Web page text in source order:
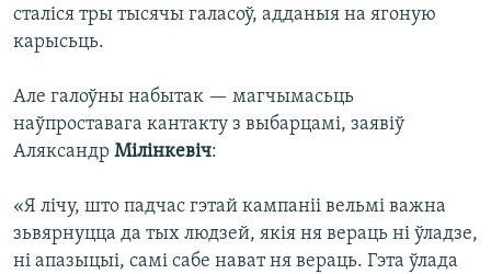
сталіся тры тысячы галасоў, адданыя на ягоную
карысьць.
Але галоўны набытак — магчымасьць
наўпроставага кантакту з выбарцамі, заявіў
Аляксандр Мілінкевіч:
«Я лічу, што падчас гэтай кампаніі вельмі важна
зьвярнуцца да тых людзей, якія ня вераць ні ўладзе,
ні апазыцыі, самі сабе нават ня вераць. Гэта ўлада